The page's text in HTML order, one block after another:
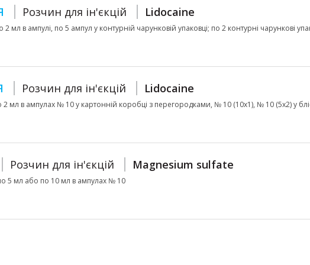
Розчин для ін'єкцій Lidocaine
мл в ампулі, по 5 ампул у контурній чарунковій упаковці; по 2 контурні чарункові
Розчин для ін'єкцій Lidocaine
2 мл в ампулах № 10 у картонній коробці з перегородками, № 10 (10х1), № 10 (5х2) у
Розчин для ін'єкцій Magnesium sulfate
5 мл або по 10 мл в ампулах № 10